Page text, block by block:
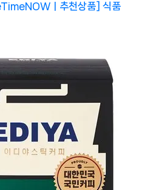
ㅣ추천상품]
식품